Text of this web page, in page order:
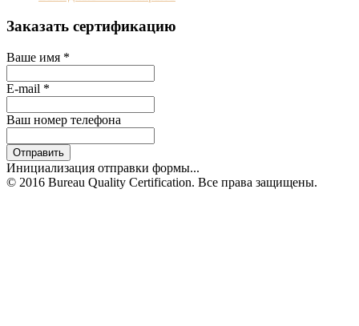
Заказать сертификацию
Ваше имя *
E-mail *
Ваш номер телефона
Отправить
Инициализация отправки формы...
© 2016 Bureau Quality Certification. Все права защищены.